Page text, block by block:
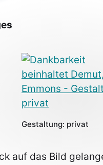
Gestaltung: privat
auf das Bild